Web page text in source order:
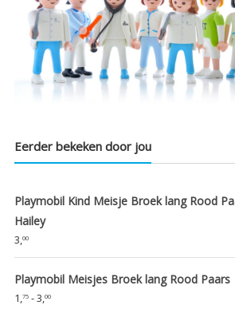
Eerder bekeken door jou
Playmobil Kind Meisje Broek lang Rood
Hailey
3,00
Playmobil Meisjes Broek lang Rood Paars
1,75 -3,00Prijsklasse: